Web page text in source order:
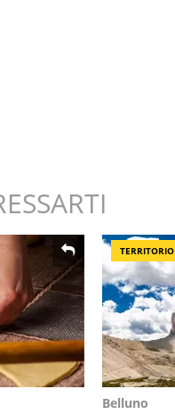
TERRITORIO
Belluno